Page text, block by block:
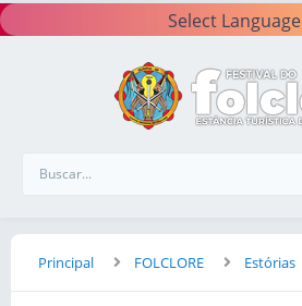
Select Language
Principal FOLCLORE Estórias